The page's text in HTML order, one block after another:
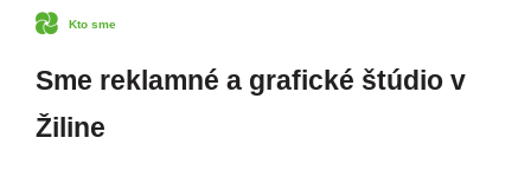
Kto sme
Sme reklamné a grafické štúdio v
Žiline